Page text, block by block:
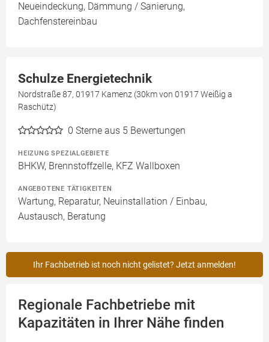
Neueindeckung, Dämmung / Sanierung,
Dachfenstereinbau
Schulze Energietechnik
Nordstraße 87, 01917 Kamenz (30km von 01917 Weißig a
Raschütz)
0 Sterne aus 5 Bewertungen
HEIZUNG SPEZIALGEBIETE
BHKW, Brennstoffzelle, KFZ Wallboxen
ANGEBOTENE TÄTIGKEITEN
Wartung, Reparatur, Neuinstallation / Einbau,
Austausch, Beratung
Ihr Fachbetrieb ist noch nicht gelistet? Jetzt anmelden!
Regionale Fachbetriebe mit
Kapazitäten in Ihrer Nähe finden